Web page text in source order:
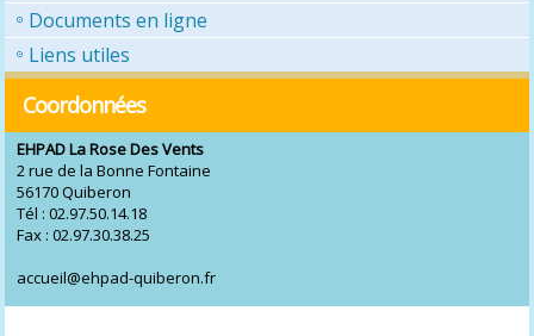
Documents en ligne
Liens utiles
Coordonnées
EHPAD La Rose Des Vents
2 rue de la Bonne Fontaine
56170 Quiberon
Tél : 02.97.50.14.18
Fax : 02.97.30.38.25
accueil@ehpad-quiberon.fr